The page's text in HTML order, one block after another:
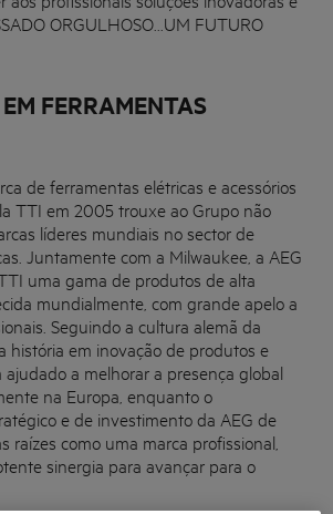
ORGULHOSO...UM FUTURO
FERRAMENTAS
de ferramentas elétricas e acessórios
TTI em 2005 trouxe ao Grupo não
líderes mundiais no sector de
Juntamente com a Milwaukee, a AEG
uma gama de produtos de alta
mundialmente, com grande apelo a
Seguindo a cultura alemã da
história em inovação de produtos e
ajudado a melhorar a presença global
na Europa, enquanto o
e de investimento da AEG de
raízes como uma marca profissional,
sinergia para avançar para o